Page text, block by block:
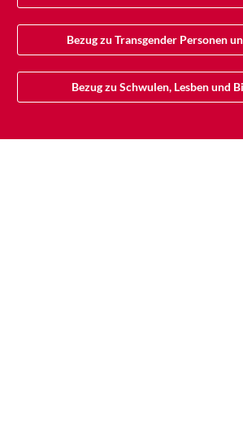
Bezug zu Transgender Personen
Bezug zu Schwulen, Lesben und